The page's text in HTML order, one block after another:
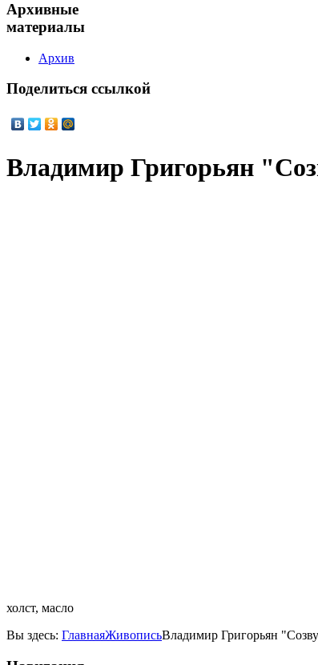
Архивные
материалы
Архив
Поделиться ссылкой
Владимир Григорьян
холст, масло
Вы здесь: ГлавнаяЖивописьВладимир Григорьян